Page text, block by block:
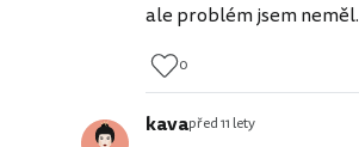
ale problém jsem neměl.
0
kavapřed 11 lety